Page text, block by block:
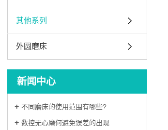
其他系列
外圆磨床
新闻中心
不同磨床的使用范围有哪些?
数控无心磨何避免误差的出现